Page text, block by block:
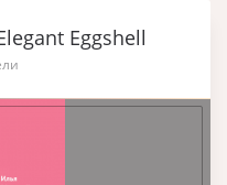
Eggshell